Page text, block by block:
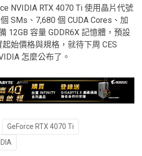
NVIDIA RTX 4070 Ti 使用晶片代號
SMs、7,680 個 CUDA Cores、加
12GB 容量 GDDR6X 記憶體，預設
始價格與規格，就待下周 CES
怎麼公布了。
GeForce RTX 4070 Ti